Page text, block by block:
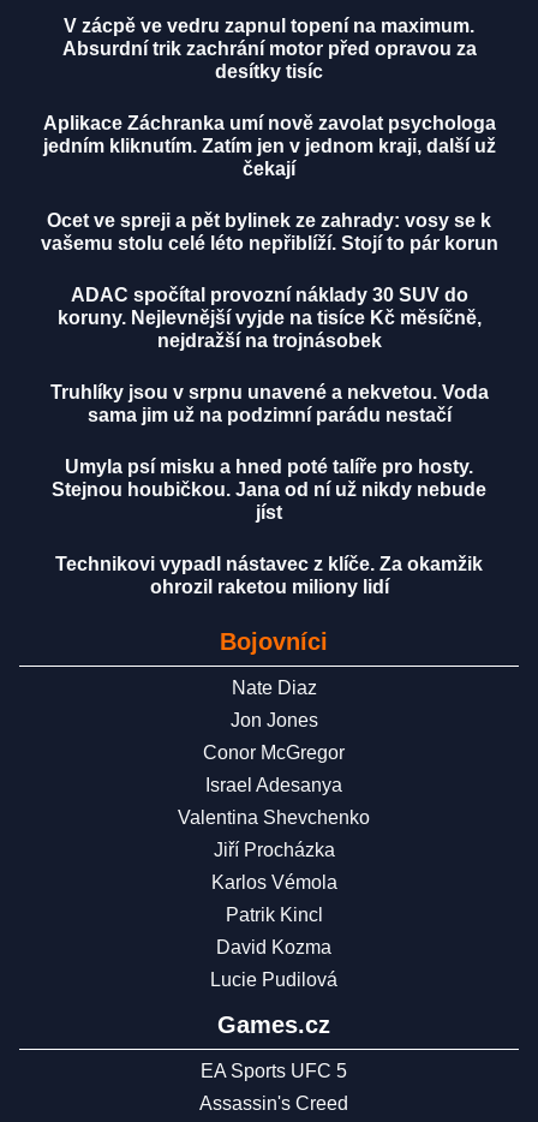
V zácpě ve vedru zapnul topení na maximum.
Absurdní trik zachrání motor před opravou za
desítky tisíc
Aplikace Záchranka umí nově zavolat psychologa
jedním kliknutím. Zatím jen v jednom kraji, další už
čekají
Ocet ve spreji a pět bylinek ze zahrady: vosy se k
vašemu stolu celé léto nepřiblíží. Stojí to pár korun
ADAC spočítal provozní náklady 30 SUV do
koruny. Nejlevnější vyjde na tisíce Kč měsíčně,
nejdražší na trojnásobek
Truhlíky jsou v srpnu unavené a nekvetou. Voda
sama jim už na podzimní parádu nestačí
Umyla psí misku a hned poté talíře pro hosty.
Stejnou houbičkou. Jana od ní už nikdy nebude
jíst
Technikovi vypadl nástavec z klíče. Za okamžik
ohrozil raketou miliony lidí
Bojovníci
Nate Diaz
Jon Jones
Conor McGregor
Israel Adesanya
Valentina Shevchenko
Jiří Procházka
Karlos Vémola
Patrik Kincl
David Kozma
Lucie Pudilová
Games.cz
EA Sports UFC 5
Assassin's Creed